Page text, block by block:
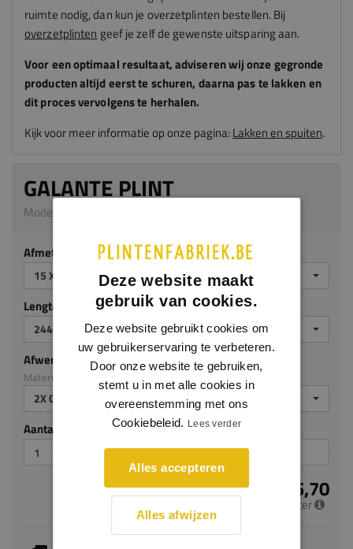
ruimte nodig, dan kun je overzetplinten bestellen. Bij
overzetplinten geef je zelf de gewenste uitsparing aan.
Voor een optimaal resultaat, adviserenwijonze gegronde
producten altijd eerst te schuren, daarna pas te lakken en
dit proces vervolgens te herhalen.
Kijk voor meer informatie op onze pagina:Lakken en spuiten.
GALANTE PLINT
Model 0139 | 15 x 70 mm | MDF v313
Afmeting
15 X 70 MM
Lengte (mm)
2440 MM
Afwerking
Materiaal: MDF v313
2X GEGROND
Aantal stuks
€ 5,70
per meter
Deze website maakt
gebruik van cookies.
Deze website gebruikt cookies om
uw gebruikerservaring te verbeteren.
Door onze website te gebruiken,
stemt u in met alle cookies in
overeenstemming met ons
Cookiebeleid. Lees verder
Alles accepteren
Alles afwijzen